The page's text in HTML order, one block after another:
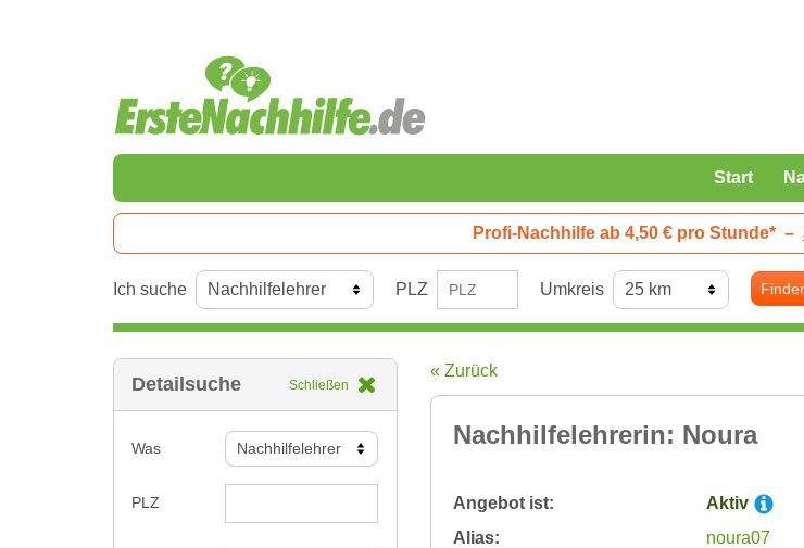
Start
Profi-Nachhilfe ab 4,50 € pro Stunde* –
Ich suche PLZ Umkreis
Detailsuche Schließen
Was
PLZ
« Zurück
Nachhilfelehrerin: Noura
Angebot ist:
Aktiv
Alias:
noura07